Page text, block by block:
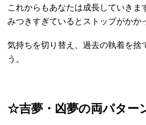
これからもあなたは成長していきま
みつきすぎているとストップがかか
気持ちを切り替え、過去の執着を捨
う。
☆吉夢・凶夢の両パター